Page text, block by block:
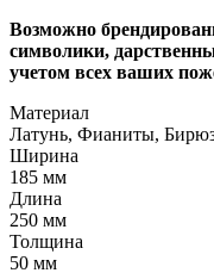
Возможно
символики,
учетом всех ваших
Материал
Латунь, Фианиты,
Ширина
185 мм
Длина
250 мм
Толщина
50 мм